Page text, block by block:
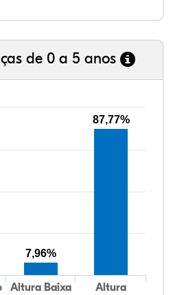
de 0 a 5 anos
Altura Baixa
Altura
7,96%
87,77%